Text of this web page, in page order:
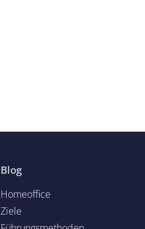
Blog
Homeoffice
Ziele